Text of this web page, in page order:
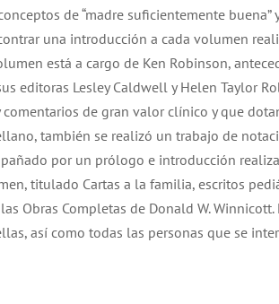
de “madre suficientemente buena”
una introducción a cada volumen
está a cargo de Ken Robinson,
editoras Lesley Caldwell y Helen Taylor
de gran valor clínico y que
también se realizó un trabajo de
por un prólogo e introducción
titulado Cartas a la familia, escritos
Obras Completas de Donald W. Winnicott.
así como todas las personas que se